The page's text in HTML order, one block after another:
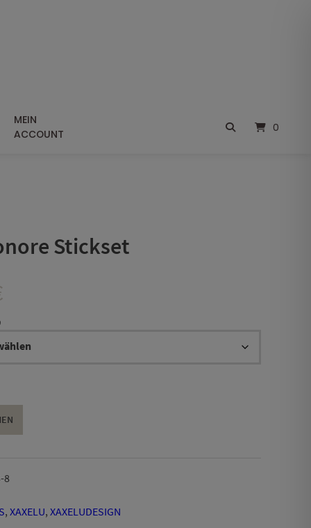
MEIN
ACCOUNT
0
Stickset
Preisspanne:
bis
8
, XAXELU, XAXELUDESIGN